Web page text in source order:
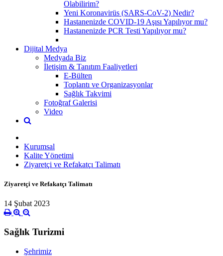
Olabilirim?
Yeni Koronavirüs (SARS-CoV-2) Nedir?
Hastanenizde COVID-19 Aşısı Yapılıyor mu?
Hastanenizde PCR Testi Yapılıyor mu?
Dijital Medya
Medyada Biz
İletişim & Tanıtım Faaliyetleri
E-Bülten
Toplantı ve Organizasyonlar
Sağlık Takvimi
Fotoğraf Galerisi
Video
Kurumsal
Kalite Yönetimi
Ziyaretçi ve Refakatçı Talimatı
Ziyaretçi ve Refakatçı Talimatı
14 Şubat 2023
Sağlık Turizmi
Şehrimiz